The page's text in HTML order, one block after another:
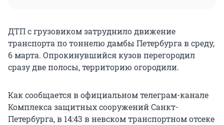
ДТП с грузовиком затруднило движение
транспорта по тоннелю дамбы Петербурга в среду,
6 марта. Опрокинувшийся кузов перегородил
сразу две полосы, территорию огородили.
Как сообщается в официальном телеграм-канале
Комплекса защитных сооружений Санкт-
Петербурга, в 14:43 в невском транспортном отсеке